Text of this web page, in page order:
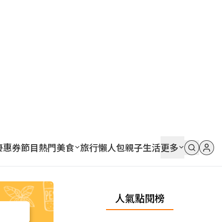
惠券節目熱門美食 旅行懶人包親子生活更多
人氣點閱榜